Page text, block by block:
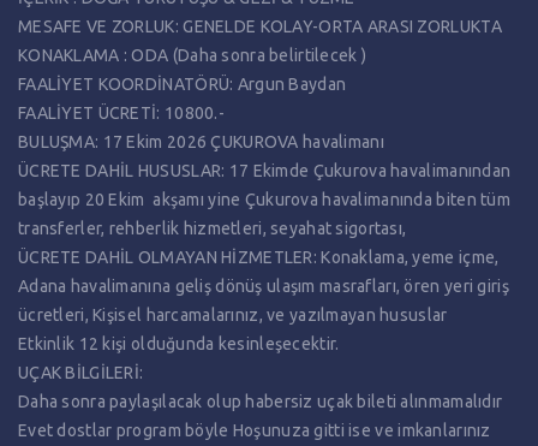
MESAFE VE ZORLUK: GENELDE KOLAY-ORTA ARASI ZORLUKTA
KONAKLAMA : ODA (Daha sonra belirtilecek )
FAALİYET KOORDİNATÖRÜ: Argun Baydan
FAALİYET ÜCRETİ: 10800.-
BULUŞMA: 17 Ekim 2026 ÇUKUROVA havalimanı
ÜCRETE DAHİL HUSUSLAR: 17 Ekimde Çukurova havalimanından
başlayıp 20 Ekim akşamı yine Çukurova havalimanında biten tüm
transferler, rehberlik hizmetleri, seyahat sigortası,
ÜCRETE DAHİL OLMAYAN HİZMETLER: Konaklama, yeme içme,
Adana havalimanına geliş dönüş ulaşım masrafları, ören yeri giriş
ücretleri, Kişisel harcamalarınız, ve yazılmayan hususlar
Etkinlik 12 kişi olduğunda kesinleşecektir.
UÇAK BİLGİLERİ:
Daha sonra paylaşılacak olup habersiz uçak bileti alınmamalıdır
Evet dostlar program böyle Hoşunuza gitti ise ve imkanlarınız